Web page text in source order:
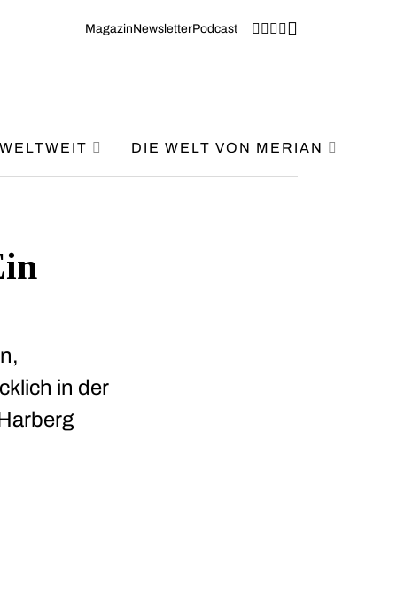
MagazinNewsletterPodcast
WELTWEIT DIE WELT VON MERIAN
in der